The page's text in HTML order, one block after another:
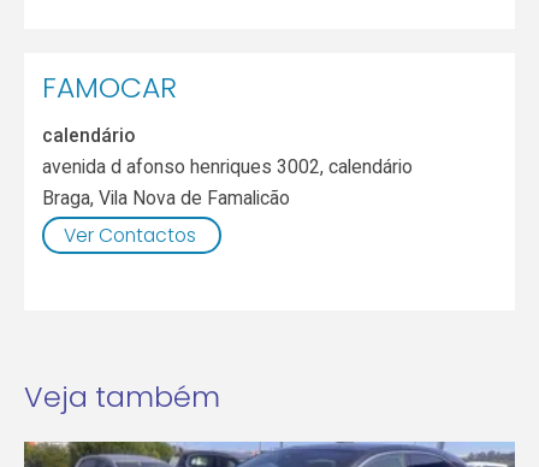
FAMOCAR
calendário
avenida d afonso henriques 3002, calendário
Braga,Vila Nova de Famalicão
Ver Contactos
Veja também